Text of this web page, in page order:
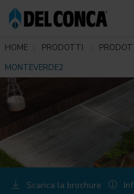
HOME PRODOTTI
MONTEVERDE2
Scarica la brochure